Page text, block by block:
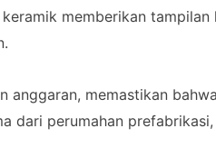
memberikan tampilan
anggaran, memastikan
dari perumahan